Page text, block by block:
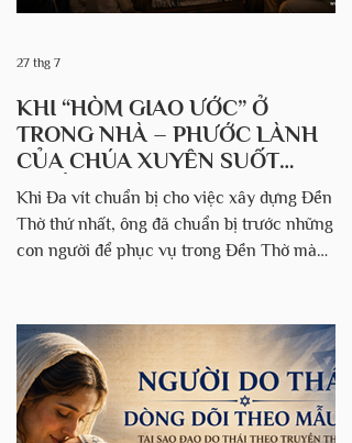
KHI “HÒM GIAO ƯỚC” Ở
TRONG NHÀ – PHƯỚC LÀNH
CỦA CHÚA XUYÊN SUỐT
NHIỀU THẾ HỆ.
Khi Đa vít chuẩn bị cho việc xây dựng Đền
Thờ thứ nhất, ông đã chuẩn bị trước những
con người để phục vụ trong Đền Thờ mà
dòng dõi của A-rôn là những người mà
Chúa đã lựa chọn để phục vụ trong Đền
thờ thì có một ngoại lệ được chép trong I
Sử ký 26:4-8 “Các con trai của Ô-bết-Ê-
đôm là Sê-ma-gia con trưởng, Giê-hô-xa-
27 thg 7